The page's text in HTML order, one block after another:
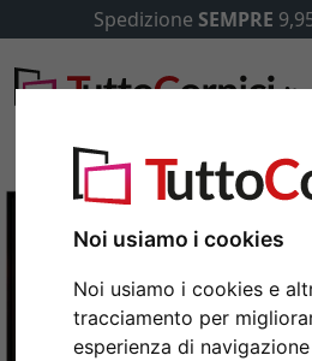
Noi usiamo i cookies
Noi usiamo i cookies e
tracciamento per
esperienza di
Spedizione SEMPRE